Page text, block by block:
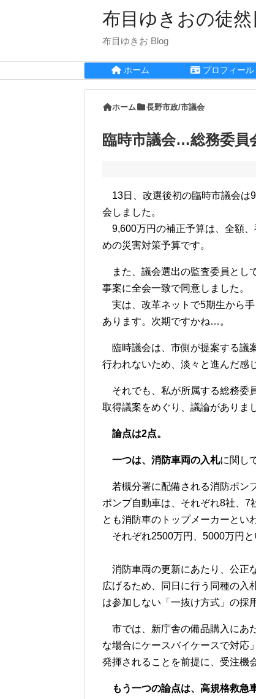
布目ゆきおの徒然
布目ゆきお Blog
ホーム プロフィール
ホーム 長野市政/市議会
臨時市議会…総務委員
13日、改選後初の臨時市議会は
会しました。
9,600万円の補正予算は、全額、
めの災害対策予算です。
また、議会選出の監査委員とし
事案に全会一致で同意しました。
実は、改革ネットで5期生から
あります。次期ですかね…。
臨時議会は、市側が提案する議
行われないため、淡々と進んだ感
それでも、私が所属する総務委
取得議案をめぐり、議論がありま
論点は2点。
一つは、消防車両の入札に関し
若槻分署に配備される消防ポン
ポンプ自動車は、それぞれ8社、7
とも消防車のトップメーカーとい
それぞれ2500万円、5000万円と
消防車両の更新にあたり、公正
広げるため、同日に行う同種の入
は参加しない「一抜け方式」の採
市では、新庁舎の備品購入にあ
な場合にケースバイケースで対応
発揮されることを前提に、受注機
もう一つの論点は、高規格救急